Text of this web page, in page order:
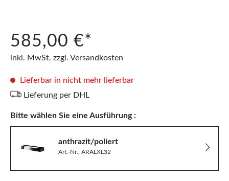
585,00 €*
inkl. MwSt. zzgl. Versandkosten
Lieferbar in nicht mehr lieferbar
Lieferung per DHL
Bitte wählen Sie eine Ausführung :
anthrazit/poliert
Art.-Nr.: ARALXL32